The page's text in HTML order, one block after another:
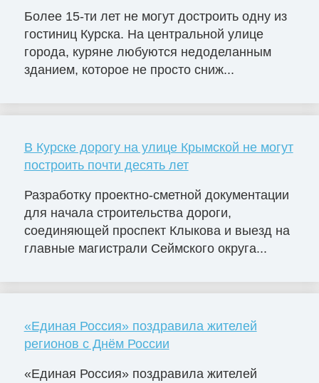
Более 15-ти лет не могут достроить одну из
гостиниц Курска. На центральной улице
города, куряне любуются недоделанным
зданием, которое не просто сниж...
В Курске дорогу на улице Крымской не могут
построить почти десять лет
Разработку проектно-сметной документации
для начала строительства дороги,
соединяющей проспект Клыкова и выезд на
главные магистрали Сеймского округа...
«Единая Россия» поздравила жителей
регионов с Днём России
«Единая Россия» поздравила жителей